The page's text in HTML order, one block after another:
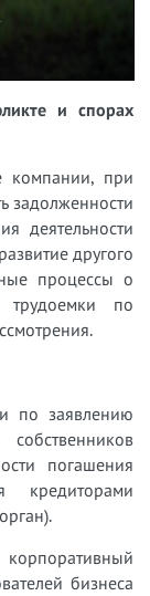
и спорах
компании, при
задолженности
деятельности
другого
процессы о
трудоемки по
по заявлению
погашения
кредиторами
бизнеса